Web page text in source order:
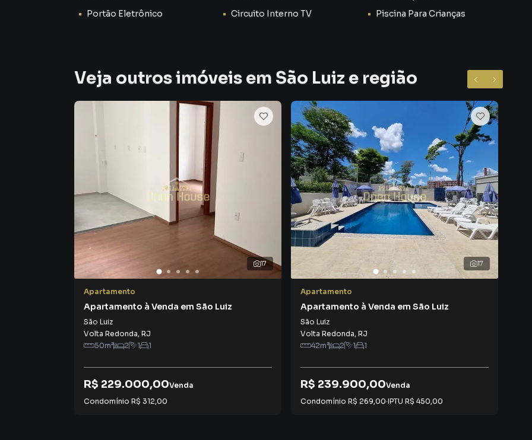
Portão Eletrônico
Circuito Interno TV Piscina Para Crianças
Veja outros imóveis em São Luiz e região
17
Apartamento
Apartamento à Venda em São Luiz
São Luiz
Volta Redonda, RJ
50m² 2 1 1
R$ 229.000,00Venda
Condomínio R$ 312,00
17
Apartamento
Apartamento à Venda em São Luiz
São Luiz
Volta Redonda, RJ
42m² 2 1 1
R$ 239.900,00Venda
Condomínio R$ 269,00·IPTU R$ 450,00